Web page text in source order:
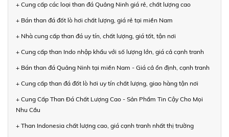
+ Cung cấp các loại than đá Quảng Ninh giá rẻ, chất lượng cao
+ Bán than đá đốt lò hơi chất lượng, giá rẻ tại miền Nam
+ Nhà cung cấp than đá uy tín, chất lượng, giá tốt, tận nơi
+ Cung cấp than Indo nhập khẩu với số lượng lớn, giá cả cạnh tranh
+ Bán than đá Quảng Ninh tại miền Nam - Giá cả ổn định, cạnh tranh
+ Cung cấp than đá đốt lò hơi uy tín chất lượng, giao hàng tận nơi
+ Cung Cấp Than Đá Chất Lượng Cao - Sản Phẩm Tin Cậy Cho Mọi
Nhu Cầu
+ Than Indonesia chất lượng cao, giá cạnh tranh nhất thị trường